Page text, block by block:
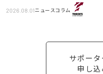
2026.08.01ニュースコラム
サポー
申し込